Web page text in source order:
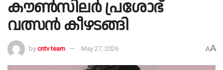
കൗൺസിലർ പ്രശോഭ്
വത്സൻ കീഴടങ്ങി
by cntv team May 27, 2026 AA